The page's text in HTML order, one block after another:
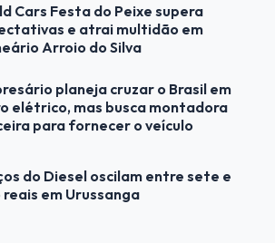
Cars Festa do Peixe supera
e atrai multidão em
Arroio do Silva
planeja cruzar o Brasil em
elétrico, mas busca montadora
para fornecer o veículo
do Diesel oscilam entre sete e
em Urussanga